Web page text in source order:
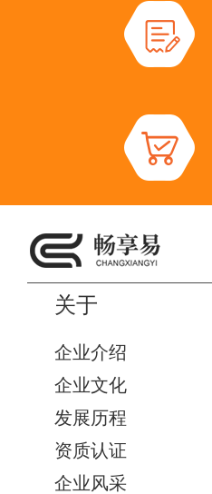
关于
企业介绍
企业文化
发展历程
资质认证
企业风采